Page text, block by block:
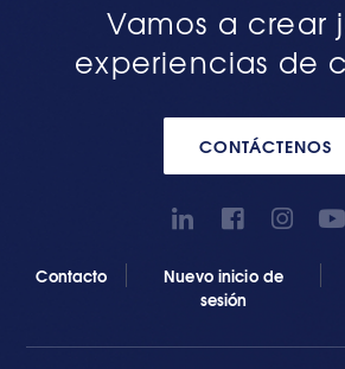
Vamos a crear
experiencias de
CONTÁCTENOS
Contacto
Nuevo inicio de
sesión